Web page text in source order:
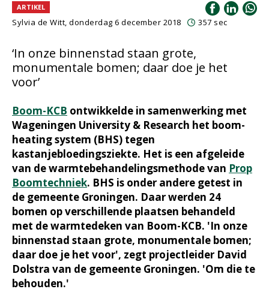
ARTIKEL
Sylvia de Witt, donderdag 6 december 2018 357 sec
‘In onze binnenstad staan grote,
monumentale bomen; daar doe je het
voor’
Boom-KCB ontwikkelde in samenwerking met
Wageningen University & Research het boom-
heating system (BHS) tegen
kastanjebloedingsziekte. Het is een afgeleide
van de warmtebehandelingsmethode van Prop
Boomtechniek. BHS is onder andere getest in
de gemeente Groningen. Daar werden 24
bomen op verschillende plaatsen behandeld
met de warmtedeken van Boom-KCB. 'In onze
binnenstad staan grote, monumentale bomen;
daar doe je het voor', zegt projectleider David
Dolstra van de gemeente Groningen. 'Om die te
behouden.'